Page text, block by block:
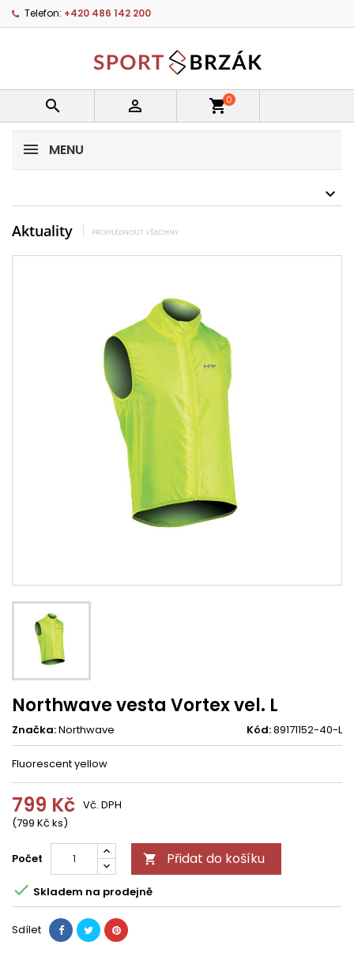
Telefon: +420 486 142 200
  shopping_cart0
MENU
Aktuality PROHLÉDNOUT VŠECHNY
Northwave vesta Vortex vel. L
Značka:Northwave Kód:89171152-40-L
Fluorescent yellow
799 Kč
(799 Kč ks)
Vč. DPH
Počet  Přidat do košíku
 Skladem na prodejně
Sdílet